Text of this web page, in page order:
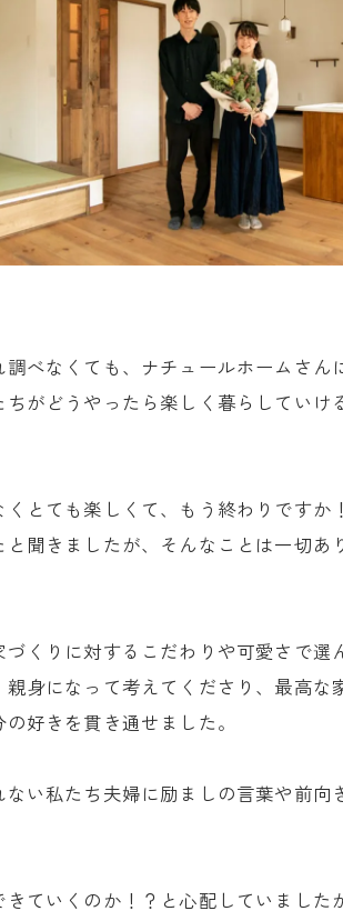
べなくても、ナチュールホームさん
がどうやったら楽しく暮らしていけ
とても楽しくて、もう終わりですか
聞きましたが、そんなことは一切あ
くりに対するこだわりや可愛さで選
身になって考えてくださり、最高な
好きを貫き通せました。
い私たち夫婦に励ましの言葉や前向
ていくのか！？と心配していました